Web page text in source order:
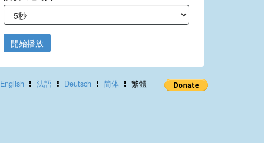
開始播放
English 法語 Deutsch 简体 繁體